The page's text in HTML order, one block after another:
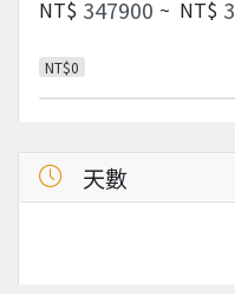
NT$ ~ NT$
NT$0
天數